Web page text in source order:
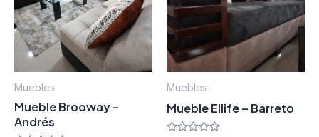
Muebles
Mueble Brooway -
Andrés
Muebles
Mueble Ellife – Barreto